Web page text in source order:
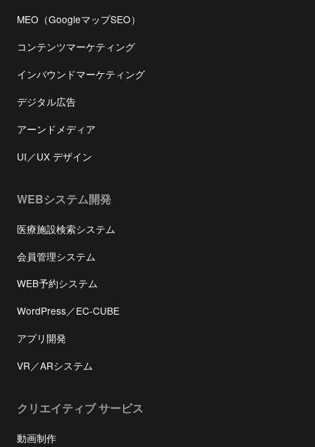
MEO（GoogleマップSEO）
コンテンツマーケティング
インバウンドマーケティング
デジタル広告
アーンドメディア
UI／UX デザイン
WEBシステム開発
医療施設検索システム
会員管理システム
WEB予約システム
WordPress／EC-CUBE
アプリ開発
VR／ARシステム
クリエイティブ サービス
動画制作